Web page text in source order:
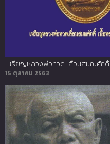
เหรียญหลวงพ่อทวด เลื่อนสมณศักดิ์
15 ตุลาคม 2563